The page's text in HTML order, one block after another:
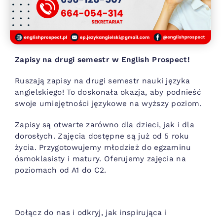
Zapisy na drugi semestr w English Prospect!
Ruszają zapisy na drugi semestr nauki języka
angielskiego! To doskonała okazja, aby podnieść
swoje umiejętności językowe na wyższy poziom.
Zapisy są otwarte zarówno dla dzieci, jak i dla
dorosłych. Zajęcia dostępne są już od 5 roku
życia. Przygotowujemy młodzież do egzaminu
ósmoklasisty i matury. Oferujemy zajęcia na
poziomach od A1 do C2.
Dołącz do nas i odkryj, jak inspirująca i